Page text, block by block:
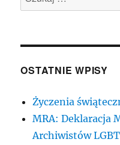
OSTATNIE WPISY
Życzenia
MRA: Deklaracja
Archiwistów